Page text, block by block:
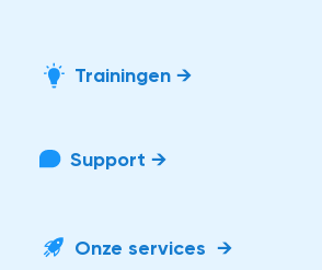
Trainingen →
Support →
Onze services →